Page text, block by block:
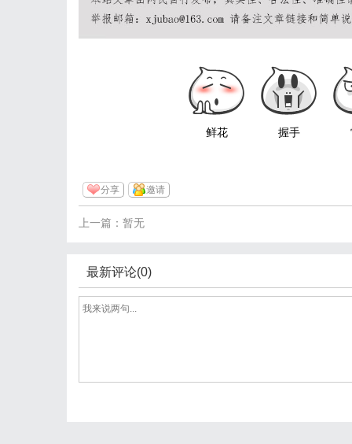
鲜花 握手
分享 邀请
上一篇：暂无
最新评论(0)